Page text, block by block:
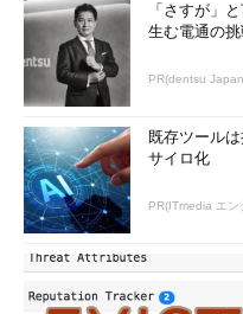
「さすが」
生む電通の
PR(dentsu
既存ツール
サイロ化
PR(ITmedia エン